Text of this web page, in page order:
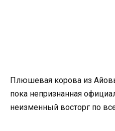
Плюшевая корова из
пока непризнанная
неизменный восторг по